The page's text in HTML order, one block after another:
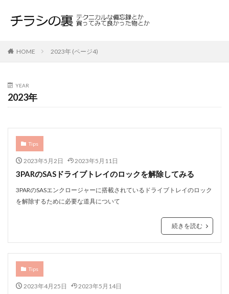
HOME 2023年 (ページ4)
YEAR
2023年
Tips
2023年5月2日 2023年5月11日
3PARのSASドライブトレイのロックを解除してみる
3PARのSASエンクロージャーに搭載されているドライブトレイのロック
を解除するために必要な道具について
続きを読む
Tips
2023年4月25日 2023年5月14日